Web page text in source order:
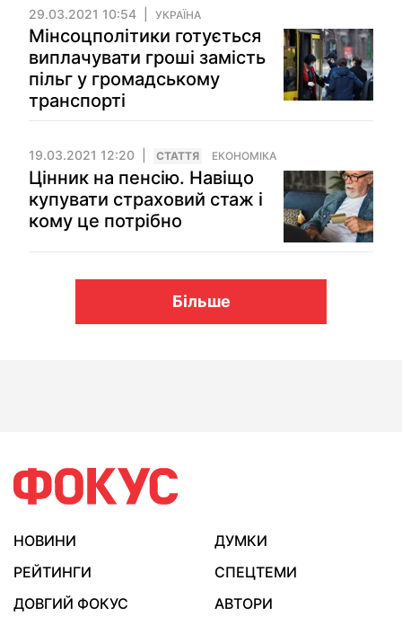
29.03.2021 10:54 УКРАЇНА
Мінсоцполітики готується
виплачувати гроші замість
пільг у громадському
транспорті
19.03.2021 12:20 СТАТТЯ ЕКОНОМІКА
Цінник на пенсію. Навіщо
купувати страховий стаж і
кому це потрібно
Більше
НОВИНИ
ДУМКИ
РЕЙТИНГИ
СПЕЦТЕМИ
ДОВГИЙ ФОКУС
АВТОРИ